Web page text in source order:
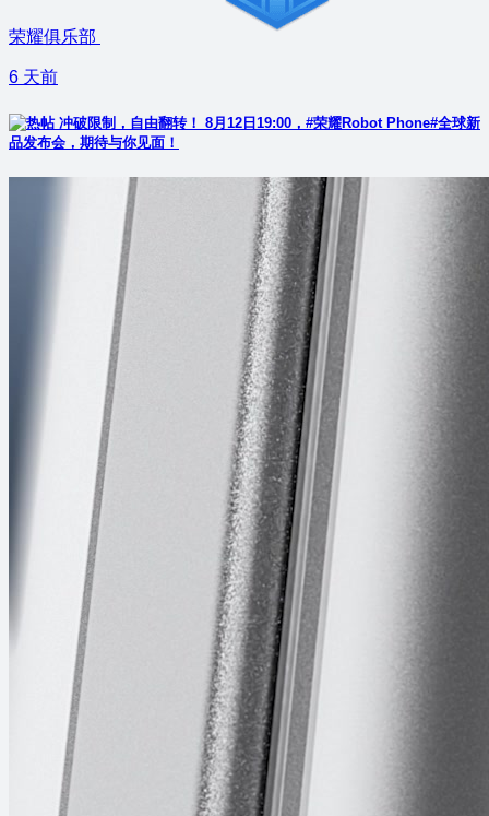
荣耀俱乐部
6 天前
冲破限制，自由翻转！ 8月12日19:00，#荣耀Robot Phone#全球新
品发布会，期待与你见面！